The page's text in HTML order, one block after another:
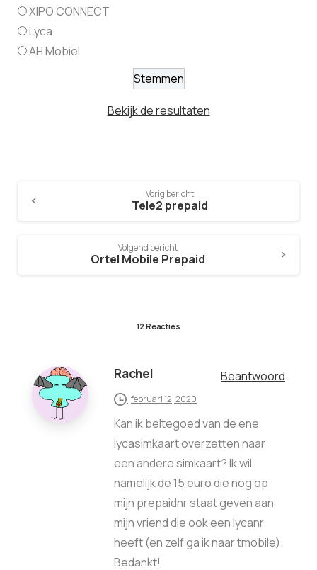
XIPO CONNECT
Lyca
AH Mobiel
Bekijk de resultaten
Vorig bericht
Tele2 prepaid
Volgend bericht
Ortel Mobile Prepaid
12 Reacties
Rachel Beantwoord
februari 12, 2020
Kan ik beltegoed van de ene
lycasimkaart overzetten naar
een andere simkaart? Ik wil
namelijk de 15 euro die nog op
mijn prepaidnr staat geven aan
mijn vriend die ook een lycanr
heeft (en zelf ga ik naar tmobile).
Bedankt!